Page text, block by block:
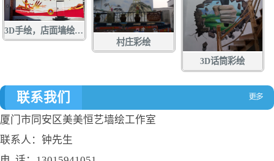
3D手绘，店面墙绘，店面涂鸦，立体画彩绘，壁画
村庄彩绘
3D话筒彩绘
联系我们
厦门市同安区美美恒艺墙绘工作室
联系人：钟先生